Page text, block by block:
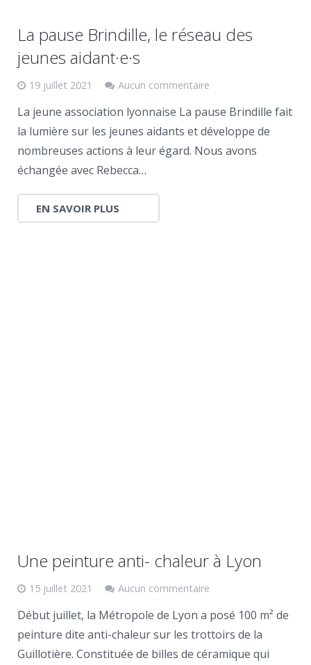
La pause Brindille, le réseau des
jeunes aidant·e·s
19 juillet 2021 Aucun commentaire
La jeune association lyonnaise La pause Brindille fait
la lumière sur les jeunes aidants et développe de
nombreuses actions à leur égard. Nous avons
échangée avec Rebecca…
EN SAVOIR PLUS
Une peinture anti- chaleur à Lyon
15 juillet 2021 Aucun commentaire
Début juillet, la Métropole de Lyon a posé 100 m² de
peinture dite anti-chaleur sur les trottoirs de la
Guillotière. Constituée de billes de céramique qui